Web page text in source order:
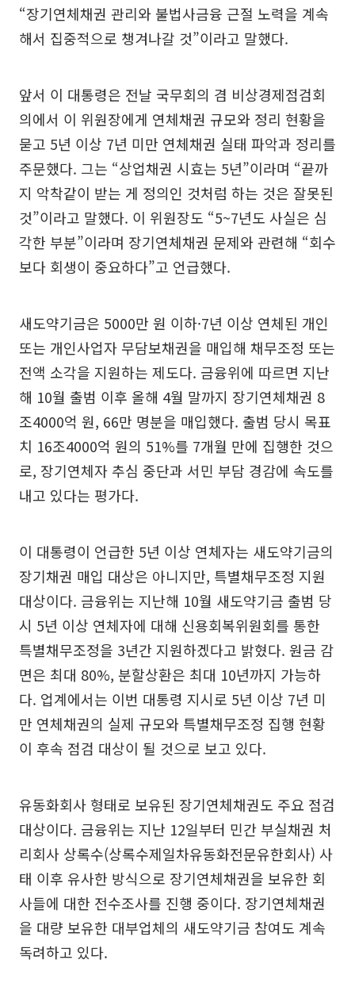
“장기연체채권 관리와 불법사금융 근절 노력을 계속
해서 집중적으로 챙겨나갈 것”이라고 말했다.
앞서 이 대통령은 전날 국무회의 겸 비상경제점검회
의에서 이 위원장에게 연체채권 규모와 정리 현황을
묻고 5년 이상 7년 미만 연체채권 실태 파악과 정리를
주문했다. 그는 “상업채권 시효는 5년”이라며 “끝까
지 악착같이 받는 게 정의인 것처럼 하는 것은 잘못된
것”이라고 말했다. 이 위원장도 “5~7년도 사실은 심
각한 부분”이라며 장기연체채권 문제와 관련해 “회수
보다 회생이 중요하다”고 언급했다.
새도약기금은 5000만 원 이하·7년 이상 연체된 개인
또는 개인사업자 무담보채권을 매입해 채무조정 또는
전액 소각을 지원하는 제도다. 금융위에 따르면 지난
해 10월 출범 이후 올해 4월 말까지 장기연체채권 8
조4000억 원, 66만 명분을 매입했다. 출범 당시 목표
치 16조4000억 원의 51%를 7개월 만에 집행한 것으
로, 장기연체자 추심 중단과 서민 부담 경감에 속도를
내고 있다는 평가다.
이 대통령이 언급한 5년 이상 연체자는 새도약기금의
장기채권 매입 대상은 아니지만, 특별채무조정 지원
대상이다. 금융위는 지난해 10월 새도약기금 출범 당
시 5년 이상 연체자에 대해 신용회복위원회를 통한
특별채무조정을 3년간 지원하겠다고 밝혔다. 원금 감
면은 최대 80%, 분할상환은 최대 10년까지 가능하
다. 업계에서는 이번 대통령 지시로 5년 이상 7년 미
만 연체채권의 실제 규모와 특별채무조정 집행 현황
이 후속 점검 대상이 될 것으로 보고 있다.
유동화회사 형태로 보유된 장기연체채권도 주요 점검
대상이다. 금융위는 지난 12일부터 민간 부실채권 처
리회사 상록수(상록수제일차유동화전문유한회사) 사
태 이후 유사한 방식으로 장기연체채권을 보유한 회
사들에 대한 전수조사를 진행 중이다. 장기연체채권
을 대량 보유한 대부업체의 새도약기금 참여도 계속
독려하고 있다.